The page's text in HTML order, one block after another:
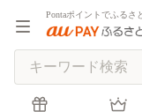
Pontaポイントでふるさ